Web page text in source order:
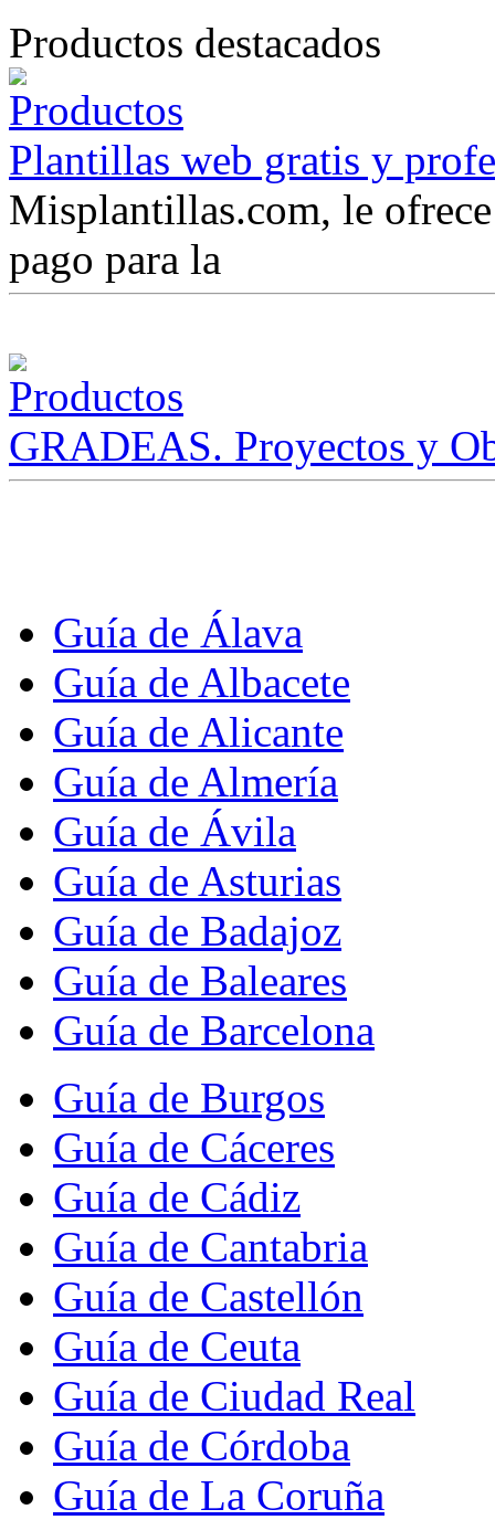
Productos destacados
Plantillas web gratis y
Misplantillas.com, le
pago para la
GRADEAS. Proyectos y
Guía de Álava
Guía de Albacete
Guía de Alicante
Guía de Almería
Guía de Ávila
Guía de Asturias
Guía de Badajoz
Guía de Baleares
Guía de Barcelona
Guía de Burgos
Guía de Cáceres
Guía de Cádiz
Guía de Cantabria
Guía de Castellón
Guía de Ceuta
Guía de Ciudad Real
Guía de Córdoba
Guía de La Coruña